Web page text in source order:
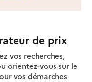
de prix
vos recherches,
orientez-vous sur le
vos démarches